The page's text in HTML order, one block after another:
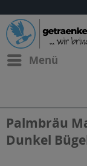
Menü
Palmbräu
Dunkel